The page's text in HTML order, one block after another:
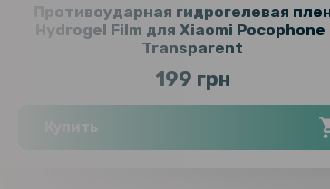
Противоударная гидрогелевая
Hydrogel Film для Xiaomi Pocophone
Transparent
199 грн
Купить